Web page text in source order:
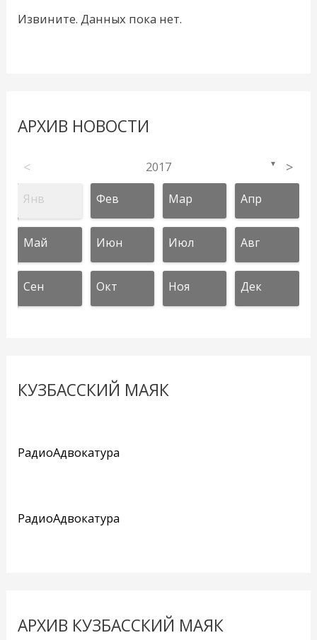
Извините. Данных пока нет.
АРХИВ НОВОСТИ
< 2017 ▼ >
Янв Фев Мар Апр
Май Июн Июл Авг
Сен Окт Ноя Дек
КУЗБАССКИЙ МАЯК
РадиоАдвокатура
РадиоАдвокатура
АРХИВ КУЗБАССКИЙ МАЯК